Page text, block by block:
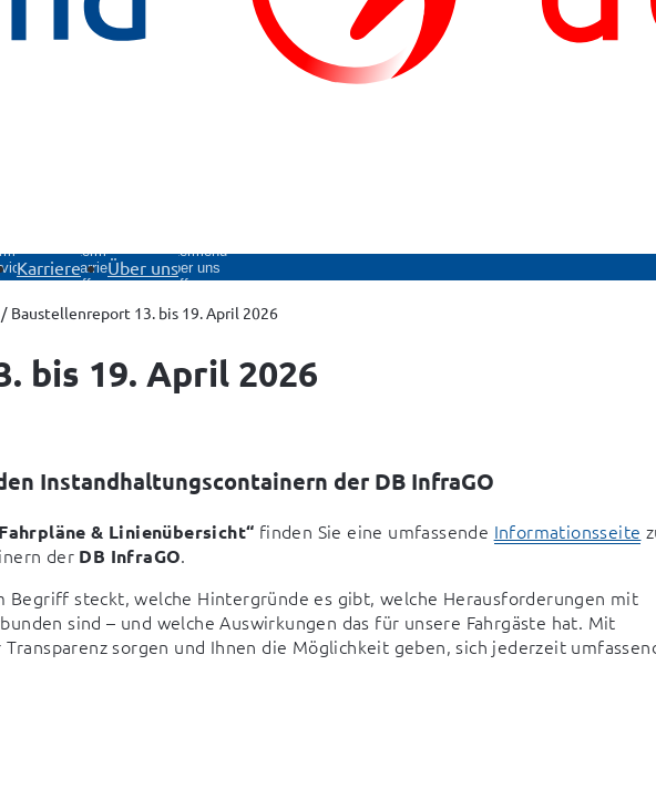
Karriere
Untermenü
Karriere
öffnen
Über uns
Untermenü
Über uns
öffnen
Baustellenreport 13. bis 19. April 2026
bis 19. April 2026
Instandhaltungscontainern der DB InfraGO
& Linienübersicht“ finden Sie eine umfassende Informationsseite
der DB InfraGO.
Begriff steckt, welche Hintergründe es gibt, welche Herausforderungen mit
sind – und welche Auswirkungen das für unsere Fahrgäste hat. Mit
sorgen und Ihnen die Möglichkeit geben, sich jederzeit